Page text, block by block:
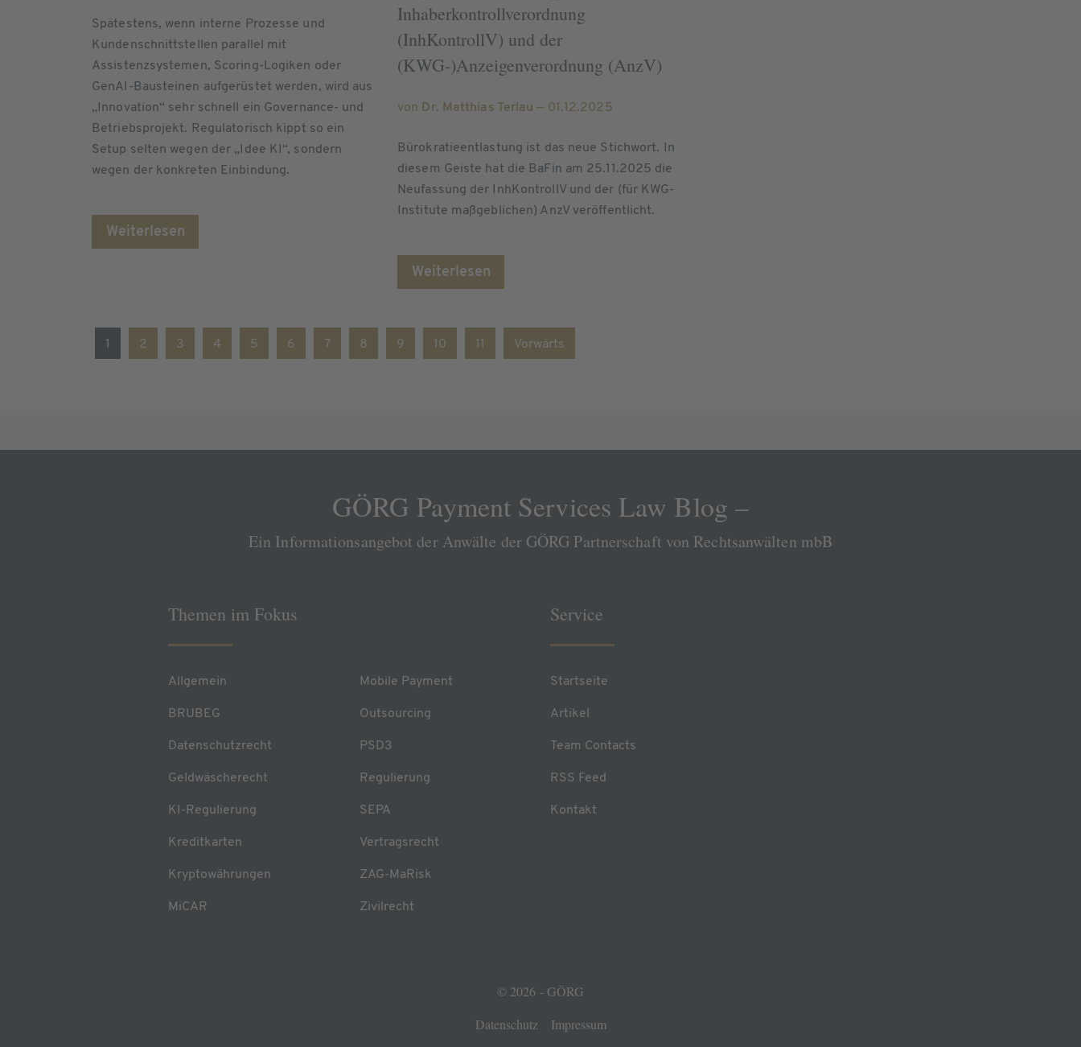
Spätestens, wenn interne Prozesse und
Kundenschnittstellen parallel mit
Assistenzsystemen, Scoring-Logiken oder
GenAI-Bausteinen aufgerüstet werden, wird aus
„Innovation“ sehr schnell ein Governance- und
Betriebsprojekt. Regulatorisch kippt so ein
Setup selten wegen der „Idee KI“, sondern
wegen der konkreten Einbindung.
Weiterlesen
Inhaberkontrollverordnung
(InhKontrollV) und der
(KWG-)Anzeigenverordnung (AnzV)
von Dr. Matthias Terlau — 01.12.2025
Bürokratieentlastung ist das neue Stichwort. In
diesem Geiste hat die BaFin am 25.11.2025 die
Neufassung der InhKontrollV und der (für KWG-
Institute maßgeblichen) AnzV veröffentlicht.
Weiterlesen
1 2 3 4 5 6 7 8 9 10 11 Vorwärts
GÖRG Payment Services Law Blog –
Ein Informationsangebot der Anwälte der GÖRG Partnerschaft von Rechtsanwälten mbB
Themen im Fokus
Allgemein
BRUBEG
Datenschutzrecht
Geldwäscherecht
KI-Regulierung
Kreditkarten
Kryptowährungen
MiCAR
Mobile Payment
Outsourcing
PSD3
Regulierung
SEPA
Vertragsrecht
ZAG-MaRisk
Zivilrecht
Service
Startseite
Artikel
Team Contacts
RSS Feed
Kontakt
© 2026 - GÖRG
Datenschutz
Impressum